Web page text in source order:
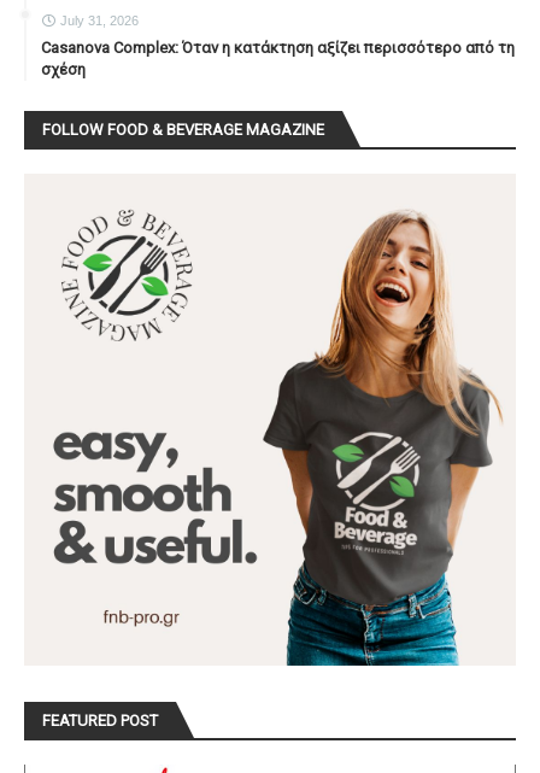
July 31, 2026
Casanova Complex: Όταν η κατάκτηση αξίζει περισσότερο από τη
σχέση
FOLLOW FOOD & BEVERAGE MAGAZINE
FEATURED POST